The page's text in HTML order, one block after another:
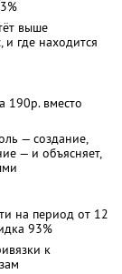
выше
где находится
190р. вместо
— создание,
— и объясняет,
на период от 12
93%
к